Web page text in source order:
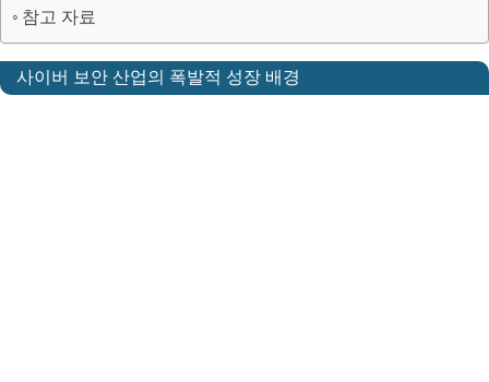
참고 자료
사이버 보안 산업의 폭발적 성장 배경